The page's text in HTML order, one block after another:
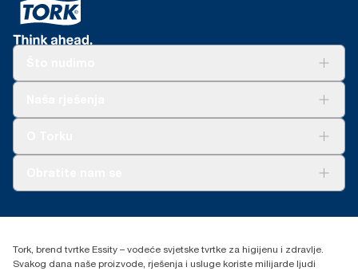
+385 913 900 004
H-1021 Budapest
Budakeszi út 51.
Tork, brend tvrtke Essity – vodeće svjetske tvrtke za higijenu i zdravlje.
Svakog dana naše proizvode, rješenja i usluge koriste milijarde ljudi